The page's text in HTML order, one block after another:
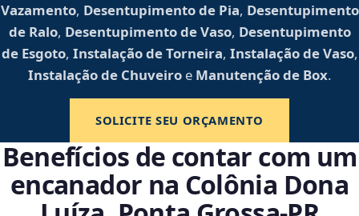
Vazamento, Desentupimento de Pia, Desentupimento
de Ralo, Desentupimento de Vaso, Desentupimento
de Esgoto, Instalação de Torneira, Instalação de Vaso,
Instalação de Chuveiroe Manutenção de Box.
SOLICITE SEU ORÇAMENTO
Benefícios de contar com um
encanador na Colônia Dona